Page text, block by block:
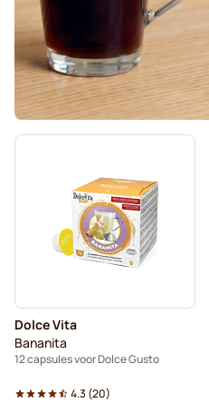
Dolce Vita
Bananita
12 capsules voor Dolce Gusto
4.3 (20)